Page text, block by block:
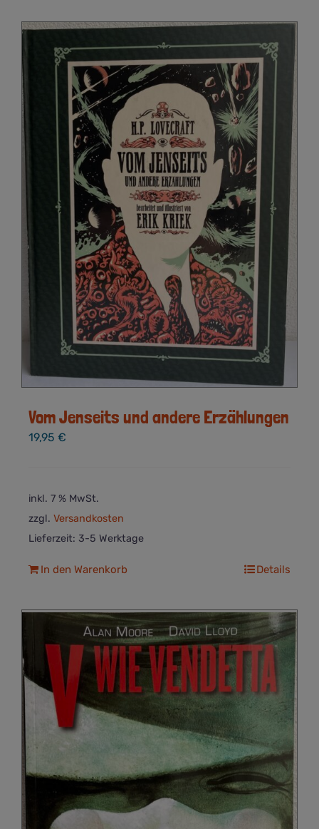
Vom Jenseits und andere Erzählungen
19,95 €
inkl. 7 % MwSt.
zzgl. Versandkosten
Lieferzeit: 3-5 Werktage
In den Warenkorb Details